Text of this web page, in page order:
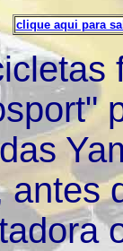
clique aqui para
antes